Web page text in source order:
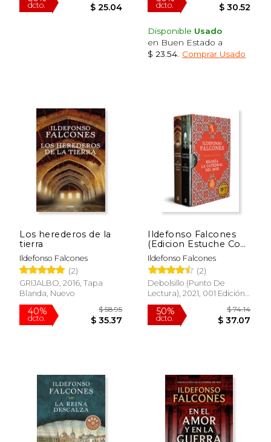
50%
dcto.
50%
dcto.
Disponible Usado
en Buen Estado a
$ 23.54 Comprar Usado
Los herederos de la
tierra
Ildefonso Falcones
(2)
GRIJALBO, 2016, Tapa
Blanda, Nuevo
Ildefonso Falcones
(Edicion Estuche Con:
La Catedral del Mar;
Los Herederos de la
Tierra)
Ildefonso Falcones
(2)
Debolsillo (Punto De
Lectura), 2021, 001 Edición,
Tapa Blanda, Nuevo